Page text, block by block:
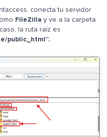
conecta tu servidor
FileZilla y ve a la carpeta
la ruta raíz es
public_html”.